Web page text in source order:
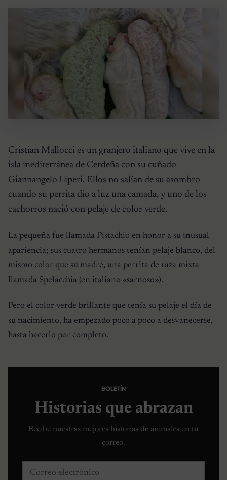
Cristian Mallocci es un granjero italiano que vive en la
isla mediterránea de Cerdeña con su cuñado
Giannangelo Liperi. Ellos no salían de su asombro
cuando su perrita dio a luz una camada, y uno de los
cachorros nació con pelaje de color verde.
La pequeña fue llamada Pistachio en honor a su inusual
apariencia; sus cuatro hermanos tenían pelaje blanco, del
mismo color que su madre, una perrita de raza mixta
llamada Spelacchia (en italiano «sarnoso»).
Pero el color verde brillante que tenía su pelaje el día de
su nacimiento, ha empezado poco a poco a desvanecerse,
hasta hacerlo por completo.
BOLETÍN
Historias que abrazan
Recibe nuestras mejores historias de animales en tu
correo.
Correo electrónico